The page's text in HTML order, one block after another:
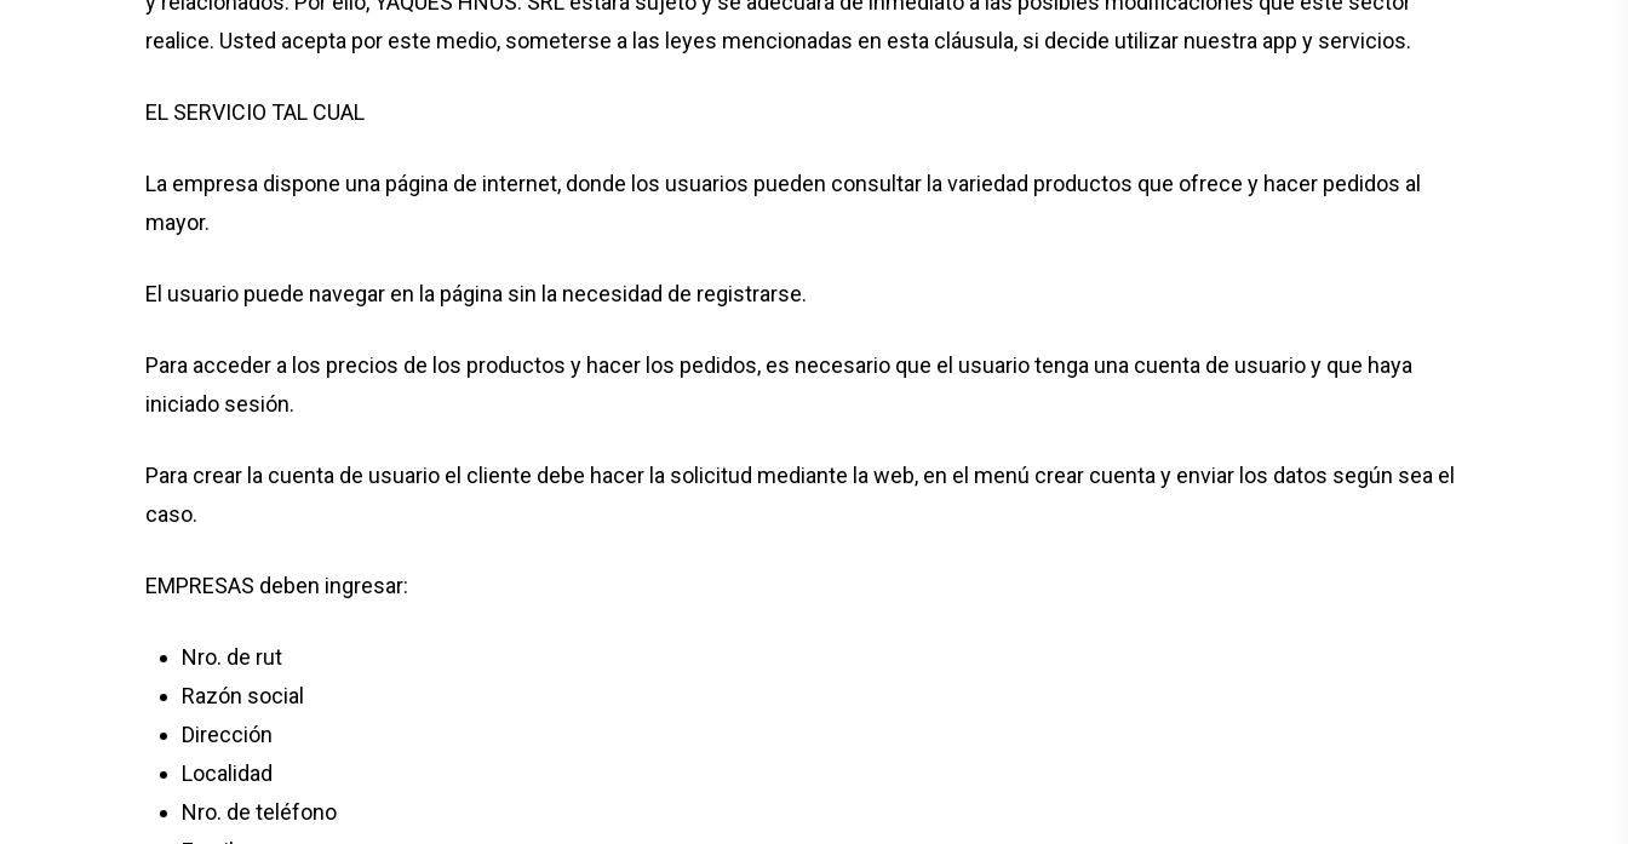
realice. Usted acepta por este medio, someterse a las leyes mencionadas en esta cláusula, si decide utilizar nuestra app y servicios.
EL SERVICIO TAL CUAL
La empresa dispone una página de internet, donde los usuarios pueden consultar la variedad productos que ofrece y hacer pedidos al
mayor.
El usuario puede navegar en la página sin la necesidad de registrarse.
Para acceder a los precios de los productos y hacer los pedidos, es necesario que el usuario tenga una cuenta de usuario y que haya
iniciado sesión.
Para crear la cuenta de usuario el cliente debe hacer la solicitud mediante la web, en el menú crear cuenta y enviar los datos según sea el
caso.
EMPRESAS deben ingresar:
Nro. de rut
Razón social
Dirección
Localidad
Nro. de teléfono